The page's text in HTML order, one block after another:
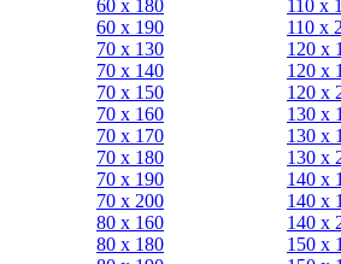
60 х 180
60 х 190
70 х 130
70 х 140
70 х 150
70 х 160
70 х 170
70 х 180
70 х 190
70 х 200
80 х 160
80 х 180
110 х
110 х
120 х
120 х
120 х
130 х
130 х
130 х
140 х
140 х
140 х
150 х